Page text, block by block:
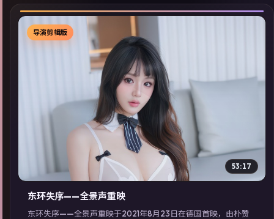
▶
导演剪辑版
53:17
东环失序——全景声重映
东环失序——全景声重映于2021年8月23日在德国首映，由朴赞